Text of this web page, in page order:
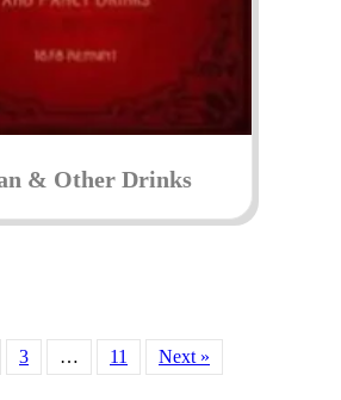
& Other Drinks
3 … 11 Next »